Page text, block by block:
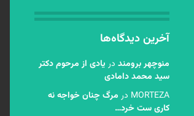
آخرین دیدگاه‌ها
منوچهر برومند در یادی از مرحوم دکتر
سید محمد دامادی
MORTEZA در مرگ چنان خواجه نه
کاری ست خرد…